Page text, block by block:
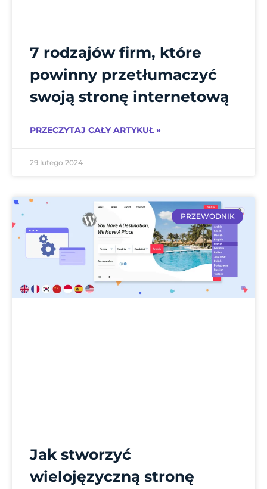
7 rodzajów firm, które
powinny przetłumaczyć
swoją stronę internetową
PRZECZYTAJ CAŁY ARTYKUŁ »
29 lutego 2024
PRZEWODNIK
Jak stworzyć
wielojęzyczną stronę